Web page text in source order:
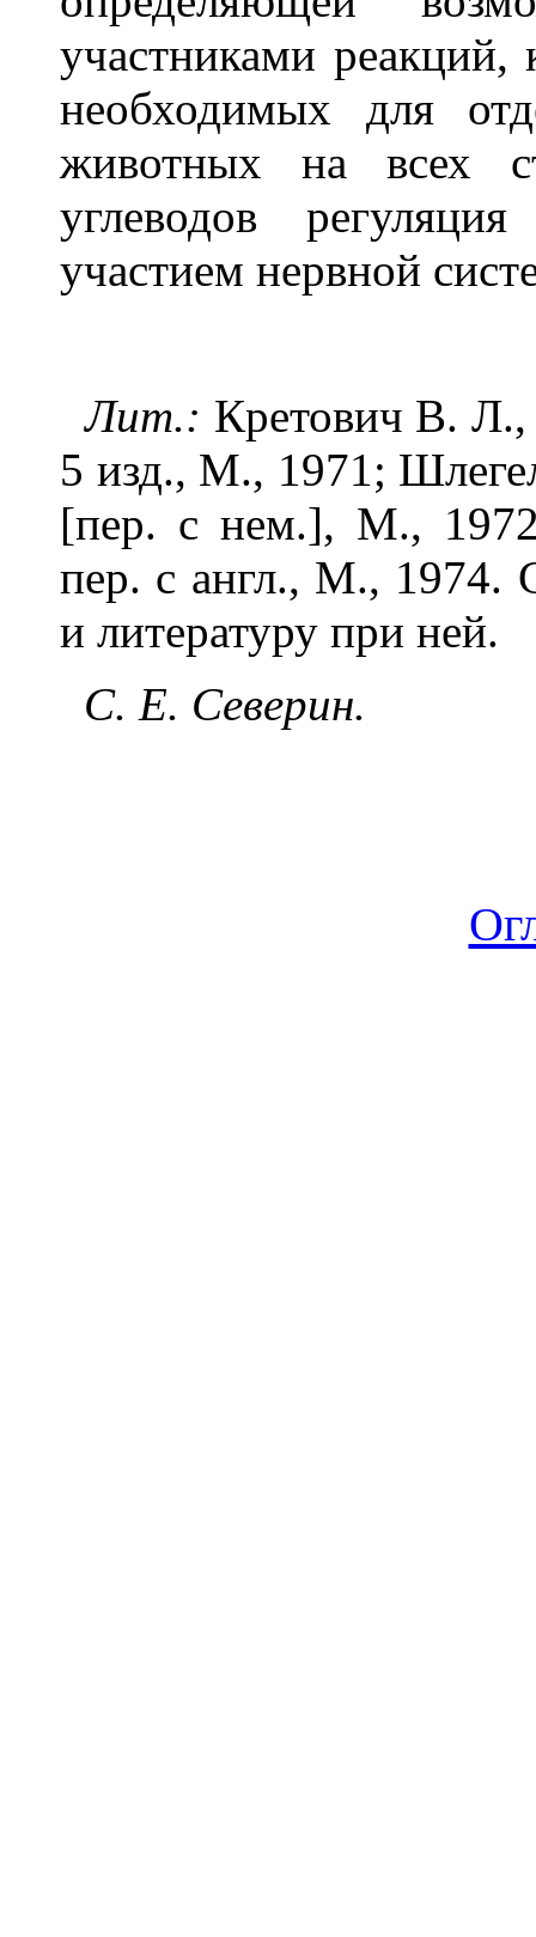
участниками реакций,
необходимых для
животных на всех
углеводов
участием нервной
Лит.: Кретович В.
5 изд., М., 1971;
[пер. с нем.], М.,
пер. с англ., М., 1974.
и литературу при ней.
С. Е. Северин.